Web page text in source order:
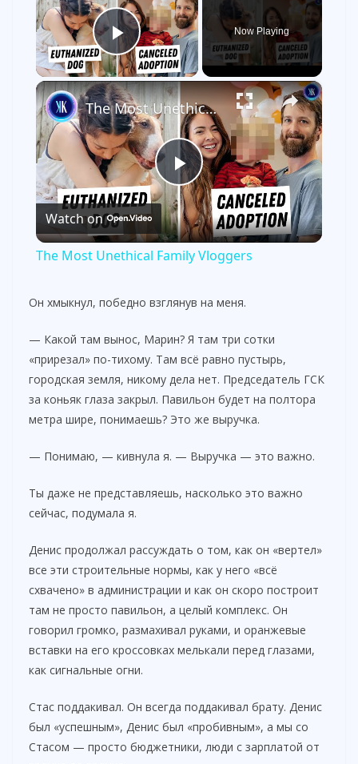
Play Video
Now Playing
×
P
l
y
V
i
o
The Most Unethical Family Vloggers
Watch on
The Most Unethical Family Vloggers
Он хмыкнул, победно взглянув на меня.
— Какой там вынос, Марин? Я там три сотки
«прирезал» по-тихому. Там всё равно пустырь,
городская земля, никому дела нет. Председатель ГСК
за коньяк глаза закрыл. Павильон будет на полтора
метра шире, понимаешь? Это же выручка.
— Понимаю, — кивнула я. — Выручка — это важно.
Ты даже не представляешь, насколько это важно
сейчас, подумала я.
Денис продолжал рассуждать о том, как он «вертел»
все эти строительные нормы, как у него «всё
схвачено» в администрации и как он скоро построит
там не просто павильон, а целый комплекс. Он
говорил громко, размахивал руками, и оранжевые
вставки на его кроссовках мелькали перед глазами,
как сигнальные огни.
Стас поддакивал. Он всегда поддакивал брату. Денис
был «успешным», Денис был «пробивным», а мы со
Стасом — просто бюджетники, люди с зарплатой от